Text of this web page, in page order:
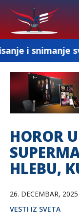
svih vaših
HOROR
HLEBU,
26. DECEMBAR, 2025
VESTI IZ SVETA